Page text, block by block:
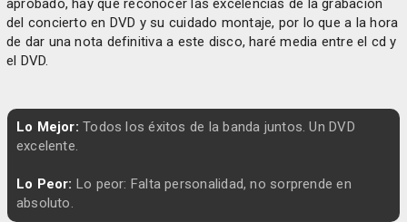
aprobado, hay que reconocer las excelencias de la grabación
del concierto en DVD y su cuidado montaje, por lo que a la hora
de dar una nota definitiva a este disco, haré media entre el cd y
el DVD.
Lo Mejor: Todos los éxitos de la banda juntos. Un DVD
excelente.
Lo Peor: Lo peor: Falta personalidad, no sorprende en
absoluto.